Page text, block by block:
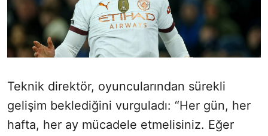
Teknik direktör, oyuncularından sürekli
gelişim beklediğini vurguladı: “Her gün, her
hafta, her ay mücadele etmelisiniz. Eğer